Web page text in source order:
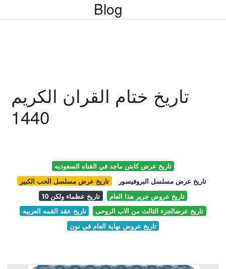
Blog
تاريخ ختام القران الكريم
1440
تاريخ عرض كابتن ماجد في القناه السعوديه
تاريخ عرض مسلسل الحب الكبير
تاريخ عرض مسلسل البروفيسور
تاريخ عظماء ولكن 10
تاريخ عروض جرير هذا العام
تاريخ عقد القمه العربيه
تاريخ عرضالجزء الثالث من الاب الروحى
تاريخ عروض نهاية العام في نون